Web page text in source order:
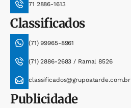
71 2886-1613
Classificados
(71) 99965-8961
(71) 2886-2683 / Ramal 8526
classificados@grupoatarde.com.br
Publicidade